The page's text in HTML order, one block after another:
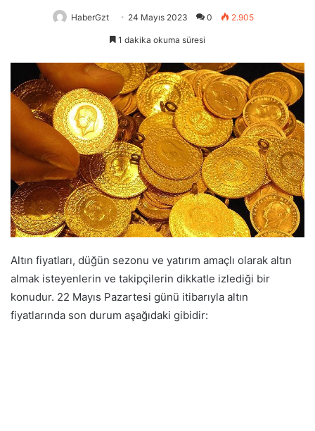
HaberGzt 24 Mayıs 2023 0 2.905
1 dakika okuma süresi
Altın fiyatları, düğün sezonu ve yatırım amaçlı olarak altın
almak isteyenlerin ve takipçilerin dikkatle izlediği bir
konudur. 22 Mayıs Pazartesi günü itibarıyla altın
fiyatlarında son durum aşağıdaki gibidir: